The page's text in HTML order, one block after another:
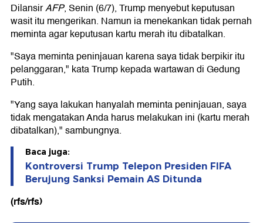
DilansirAFP, Senin (6/7), Trump menyebut keputusan
wasit itu mengerikan. Namun ia menekankan tidak pernah
meminta agar keputusan kartu merah itu dibatalkan.
"Saya meminta peninjauan karena saya tidak berpikir itu
pelanggaran," kata Trump kepada wartawan di Gedung
Putih.
"Yang saya lakukan hanyalah meminta peninjauan, saya
tidak mengatakan Anda harus melakukan ini (kartu merah
dibatalkan)," sambungnya.
Baca juga:
Kontroversi Trump Telepon Presiden FIFA
Berujung Sanksi Pemain AS Ditunda
(rfs/rfs)